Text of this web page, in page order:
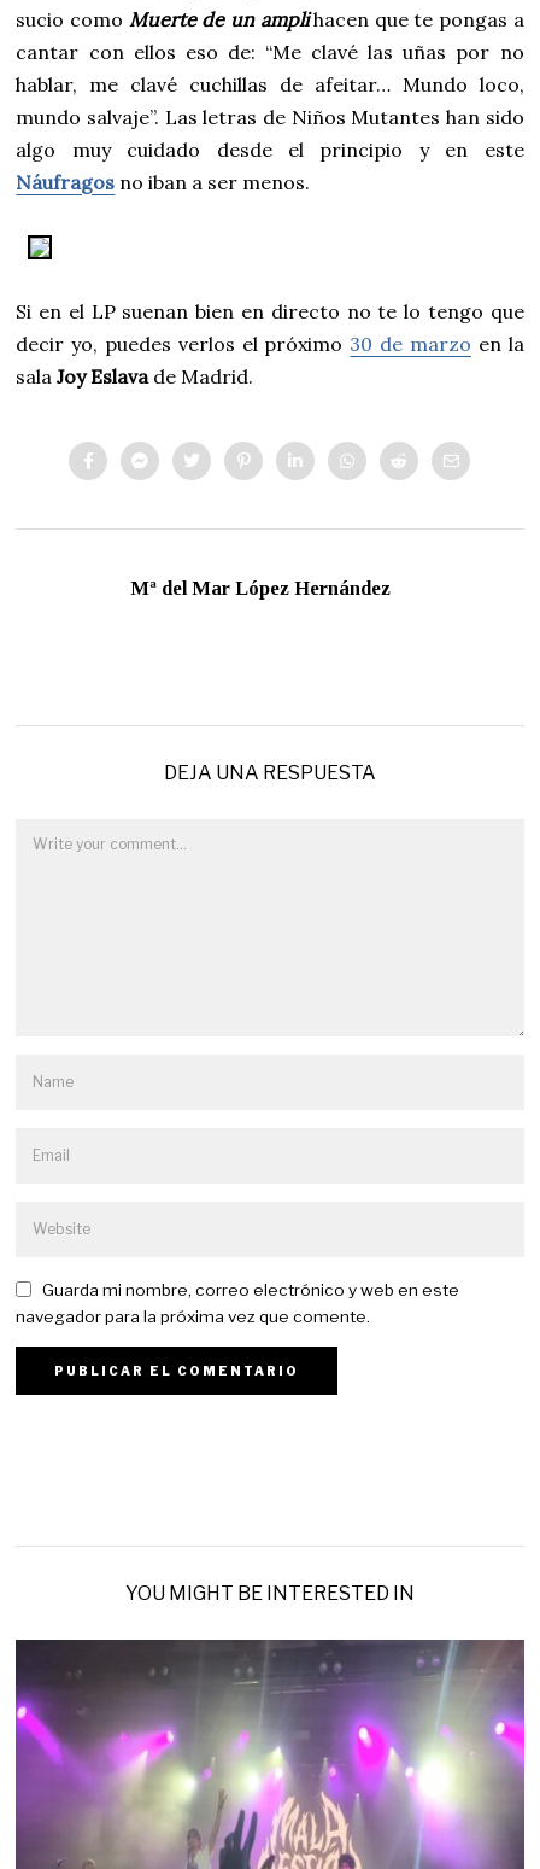
sucio como Muerte de un amplihacen que te pongas a
cantar con ellos eso de: “Me clavé las uñas por no
hablar, me clavé cuchillas de afeitar… Mundo loco,
mundo salvaje”. Las letras de Niños Mutantes han sido
algo muy cuidado desde el principio y en este
Náufragos no iban a ser menos.
Si en el LP suenan bien en directo no te lo tengo que
decir yo, puedes verlos el próximo 30 de marzo en la
salaJoy Eslavade Madrid.
Mª del Mar López Hernández
DEJA UNA RESPUESTA
Guarda mi nombre, correo electrónico y web en este
navegador para la próxima vez que comente.
YOU MIGHT BE INTERESTED IN